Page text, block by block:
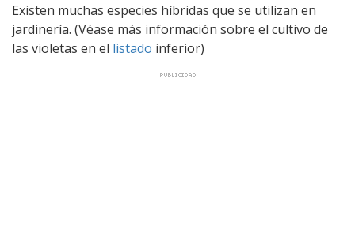
Existen muchas especies híbridas que se utilizan en
jardinería. (Véase más información sobre el cultivo de
las violetas en el listado inferior)